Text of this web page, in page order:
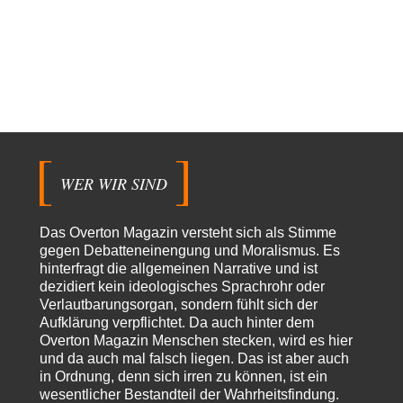
EU-Spaltung
in der Ceuta-Angelegenheit von einem "US-israelisch-marokkanischen
Bündnis"…
Theo Noestonto
vor 17 Stunden zu:
Russische Blockade des Schwarzen Meeres
"Ohne tragfähige Argumentation wirds wohl eher nix mit dem
„mainstraem näherbringen“…" Natürlich nicht! Da haben…
Grottenolmvor 18 Stunden zu:
Die von Selenskij angeordnete 40-Tage-Operation hat den
Krieg weiter eskaliert
Natürlich ist Russland scheinbar zögerlich, inkonsequent, reagiert immer
nur . Aber es ist vielleicht, wie…
Patient 0vor 23 Stunden zu:
WER WIR SIND
Das Overton Magazin versteht sich als Stimme
gegen Debatteneinengung und Moralismus. Es
hinterfragt die allgemeinen Narrative und ist
dezidiert kein ideologisches Sprachrohr oder
Verlautbarungsorgan, sondern fühlt sich der
Aufklärung verpflichtet. Da auch hinter dem
Overton Magazin Menschen stecken, wird es hier
und da auch mal falsch liegen. Das ist aber auch
in Ordnung, denn sich irren zu können, ist ein
wesentlicher Bestandteil der Wahrheitsfindung.